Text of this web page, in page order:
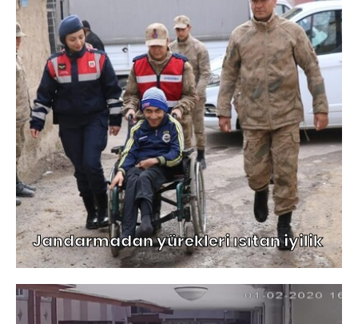
Jandarmadan yürekleri ısıtan iyilik